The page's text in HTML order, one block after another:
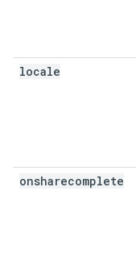
locale
onsharecomplete